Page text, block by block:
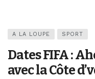
A LA LOUPE SPORT
Dates FIFA :
avec la Côte